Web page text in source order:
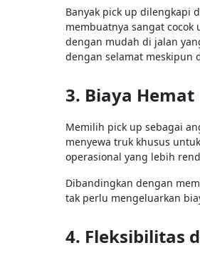
Banyak pick up dilengkapi
membuatnya sangat
dengan mudah di jalan
dengan selamat meskipun
3. Biaya Hemat
Memilih pick up sebagai
menyewa truk khusus
operasional yang lebih
Dibandingkan dengan
tak perlu mengeluarkan
4. Fleksibilitas